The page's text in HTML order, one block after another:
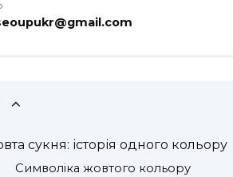
сукня: історія одного кольору
Символіка жовтого кольору